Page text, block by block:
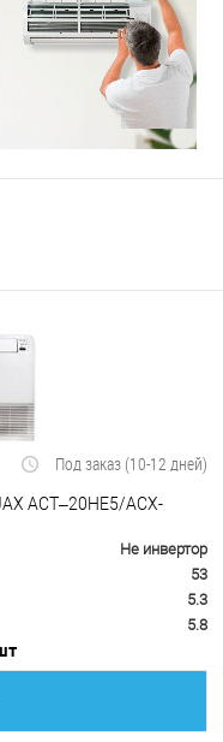
Под заказ (10-12 дней)
ACT–20HE5/ACX-
Не инвертор
53
5.3
5.8